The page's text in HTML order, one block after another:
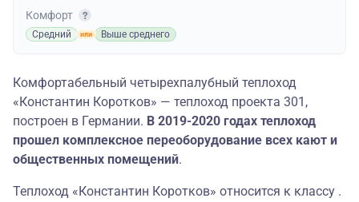
Комфорт
Средний Выше среднего
Комфортабельный четырехпалубный теплоход
«Константин Коротков» — теплоход проекта 301,
построен в Германии. В 2019-2020 годах теплоход
прошел комплексное переоборудование всех кают и
общественных помещений.
Теплоход «Константин Коротков» относится к классу .